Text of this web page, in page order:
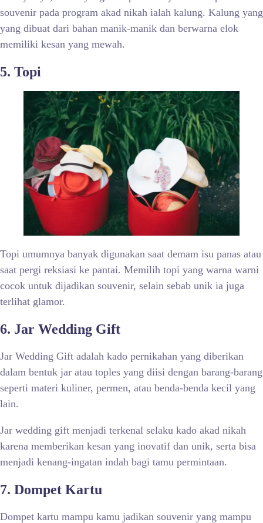
souvenir pada program akad nikah ialah kalung. Kalung yang
yang dibuat dari bahan manik-manik dan berwarna elok
memiliki kesan yang mewah.
5. Topi
Topi umumnya banyak digunakan saat demam isu panas atau
saat pergi reksiasi ke pantai. Memilih topi yang warna warni
cocok untuk dijadikan souvenir, selain sebab unik ia juga
terlihat glamor.
6. Jar Wedding Gift
Jar Wedding Gift adalah kado pernikahan yang diberikan
dalam bentuk jar atau toples yang diisi dengan barang-barang
seperti materi kuliner, permen, atau benda-benda kecil yang
lain.
Jar wedding gift menjadi terkenal selaku kado akad nikah
karena memberikan kesan yang inovatif dan unik, serta bisa
menjadi kenang-ingatan indah bagi tamu permintaan.
7. Dompet Kartu
Dompet kartu mampu kamu jadikan souvenir yang mampu